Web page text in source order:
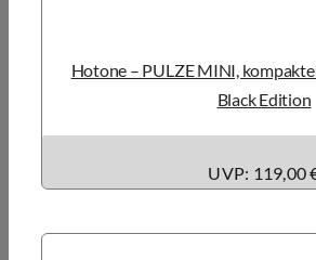
Hotone – PULZE MINI,
Black Edition
UVP: 119,00